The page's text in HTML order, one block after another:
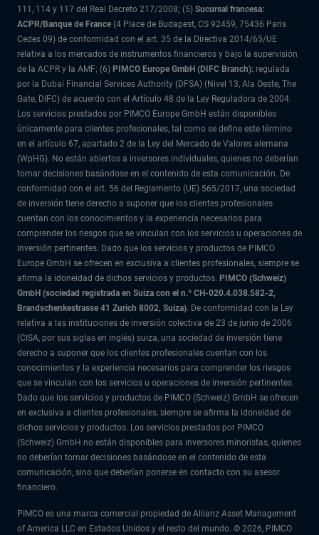
111, 114 y 117 del Real Decreto 217/2008; (5) Sucursal francesa:
ACPR/Banque de France (4 Place de Budapest, CS 92459, 75436 Paris
Cedex 09) de conformidad con el art. 35 de la Directiva 2014/65/UE
relativa a los mercados de instrumentos financieros y bajo la supervisión
de la ACPR y la AMF; (6) PIMCO Europe GmbH (DIFC Branch): regulada
por la Dubai Financial Services Authority (DFSA) (Nivel 13, Ala Oeste, The
Gate, DIFC) de acuerdo con el Artículo 48 de la Ley Reguladora de 2004.
Los servicios prestados por PIMCO Europe GmbH están disponibles
únicamente para clientes profesionales, tal como se define este término
en el artículo 67, apartado 2 de la Ley del Mercado de Valores alemana
(WpHG). No están abiertos a inversores individuales, quienes no deberían
tomar decisiones basándose en el contenido de esta comunicación. De
conformidad con el art. 56 del Reglamento (UE) 565/2017, una sociedad
de inversión tiene derecho a suponer que los clientes profesionales
cuentan con los conocimientos y la experiencia necesarios para
comprender los riesgos que se vinculan con los servicios u operaciones de
inversión pertinentes. Dado que los servicios y productos de PIMCO
Europe GmbH se ofrecen en exclusiva a clientes profesionales, siempre se
afirma la idoneidad de dichos servicios y productos. PIMCO (Schweiz)
GmbH (sociedad registrada en Suiza con el n.º CH-020.4.038.582-2,
Brandschenkestrasse 41 Zurich 8002, Suiza). De conformidad con la Ley
relativa a las instituciones de inversión colectiva de 23 de junio de 2006
(CISA, por sus siglas en inglés) suiza, una sociedad de inversión tiene
derecho a suponer que los clientes profesionales cuentan con los
conocimientos y la experiencia necesarios para comprender los riesgos
que se vinculan con los servicios u operaciones de inversión pertinentes.
Dado que los servicios y productos de PIMCO (Schweiz) GmbH se ofrecen
en exclusiva a clientes profesionales, siempre se afirma la idoneidad de
dichos servicios y productos. Los servicios prestados por PIMCO
(Schweiz) GmbH no están disponibles para inversores minoristas, quienes
no deberían tomar decisiones basándose en el contenido de esta
comunicación, sino que deberían ponerse en contacto con su asesor
financiero.
PIMCO es una marca comercial propiedad de Allianz Asset Management
of America LLC en Estados Unidos y el resto del mundo. © 2026, PIMCO